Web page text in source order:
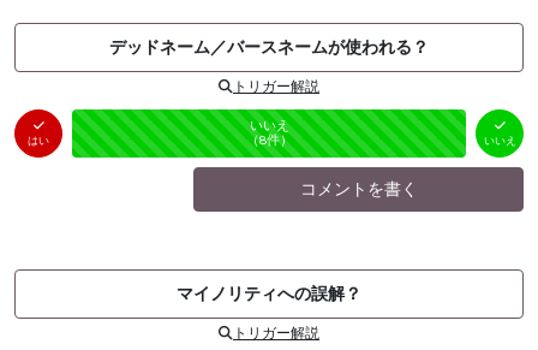
デッドネーム／バースネームが使われる？
トリガー解説
はい
はい
（0件）
未投票
いいえ
（8件） いいえ
コメントを書く
マイノリティへの誤解？
トリガー解説